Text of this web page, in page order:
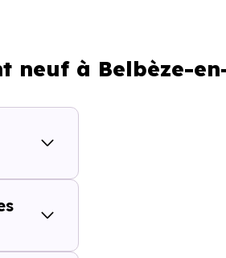
les prestations et le stade
filtrer l'ensemble des
neuf à Belbèze-